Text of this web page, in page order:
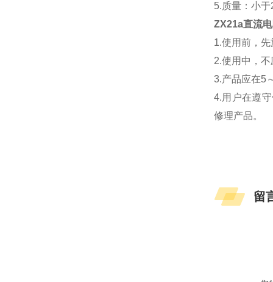
5.质量：小于
ZX21a直流
1.使用前，
2.使用中，
3.产品应在5
4.用户在遵
修理产品。
留